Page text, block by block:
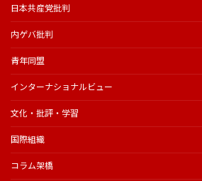
日本共産党批判
内ゲバ批判
青年同盟
インターナショナルビュー
文化・批評・学習
国際組織
コラム架橋